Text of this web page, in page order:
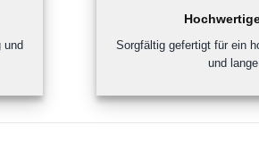
und
Sorgfältig gefertigt für ein
und